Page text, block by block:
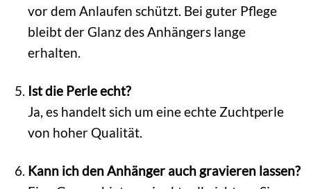
vor dem Anlaufen schützt. Bei guter Pflege
bleibt der Glanz des Anhängers lange
erhalten.
Ist die Perle echt?
Ja, es handelt sich um eine echte Zuchtperle
von hoher Qualität.
Kann ich den Anhänger auch gravieren lassen?